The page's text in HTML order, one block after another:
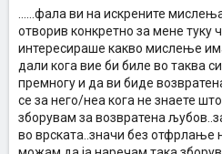
......фала ви на искрените
отворив конкретно за мене туку
интересираше какво мислење
дали кога вие би биле во таква
премногу и да ви биде
се за него/неа кога не знаете
зборувам за возвратена
во врската..значи без отфрлање